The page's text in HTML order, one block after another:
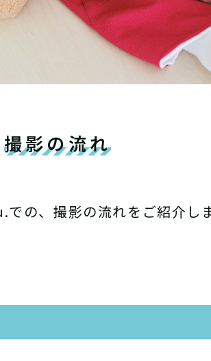
撮影の流れ
の、撮影の流れをご紹介し